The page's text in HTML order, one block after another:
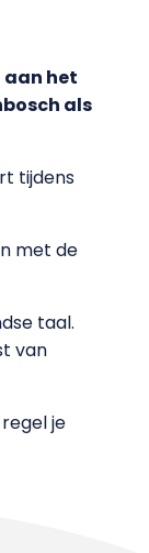
aan het
als
tijdens
met de
taal.
van
je